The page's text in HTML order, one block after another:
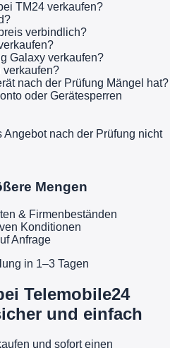
TM24 verkaufen?
verbindlich?
Galaxy verkaufen?
verkaufen?
nach der Prüfung Mängel hat?
oder Gerätesperren
nach der Prüfung nicht
Mengen
& Firmenbeständen
Konditionen
Anfrage
in 1–3 Tagen
Telemobile24
und einfach
und sofort einen